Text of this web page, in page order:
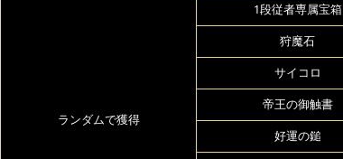
ランダムで獲得
1段従者専属宝箱
狩魔石
サイコロ
帝王の御触書
好運の鎚